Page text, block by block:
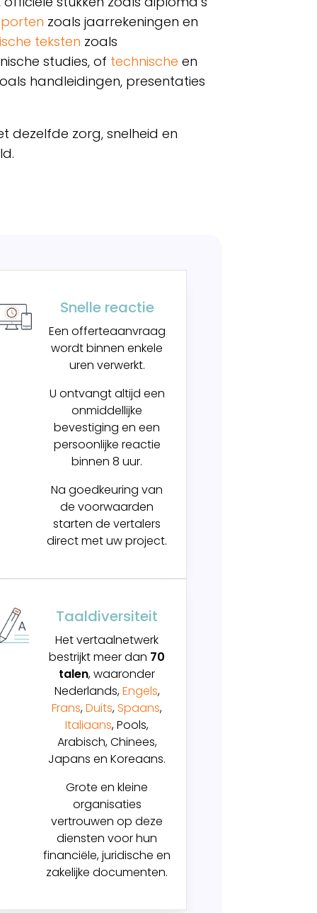
zoals jaarrekeningen en
teksten zoals
studies, of technische en
handleidingen, presentaties
dezelfde zorg, snelheid en
Snelle reactie
Een offerteaanvraag
wordt binnen enkele
uren verwerkt.
U ontvangt altijd een
onmiddellijke
bevestiging en een
persoonlijke reactie
binnen 8 uur.
Na goedkeuring van
de voorwaarden
starten de vertalers
direct met uw project.
Taaldiversiteit
Het vertaalnetwerk
bestrijkt meer dan 70
talen, waaronder
Nederlands,Engels,
Frans,Duits,Spaans,
Italiaans, Pools,
Arabisch, Chinees,
Japans en Koreaans.
Grote en kleine
organisaties
vertrouwen op deze
diensten voor hun
financiële, juridische en
zakelijke documenten.